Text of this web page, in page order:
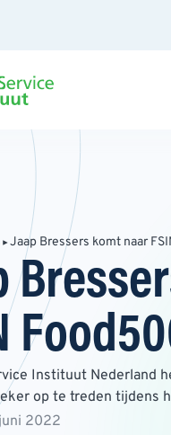
Jaap Bressers komt naar
Instituut Nederland
op te treden tijdens
2022